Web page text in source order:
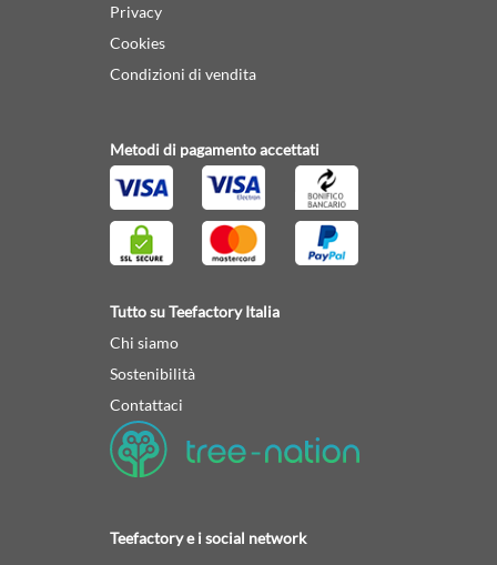
Privacy
Cookies
Condizioni di vendita
Metodi di pagamento accettati
Tutto su Teefactory Italia
Chi siamo
Sostenibilità
Contattaci
Teefactory e i social network